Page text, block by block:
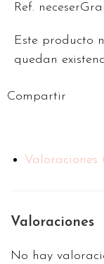
Ref.
Este producto
quedan
Compartir
Valoraciones
Valoraciones
No hay